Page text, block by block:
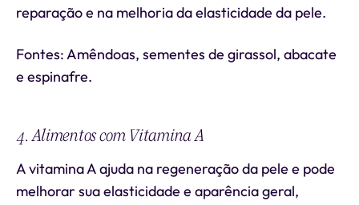
reparação e na melhoria da elasticidade da pele.
Fontes: Amêndoas, sementes de girassol, abacate
e espinafre.
4. Alimentos com Vitamina A
A vitamina A ajuda na regeneração da pele e pode
melhorar sua elasticidade e aparência geral,